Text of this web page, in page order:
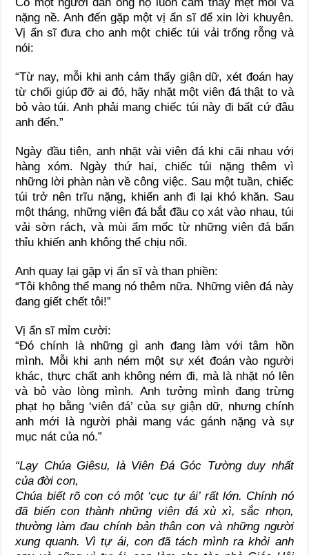
nặng nề. Anh đến gặp một vị ẩn sĩ để xin lời khuyên.
Vị ẩn sĩ đưa cho anh một chiếc túi vải trống rỗng và
nói:
“Từ nay, mỗi khi anh cảm thấy giận dữ, xét đoán hay
từ chối giúp đỡ ai đó, hãy nhặt một viên đá thật to và
bỏ vào túi. Anh phải mang chiếc túi này đi bất cứ đâu
anh đến.”
Ngày đầu tiên, anh nhặt vài viên đá khi cãi nhau với
hàng xóm. Ngày thứ hai, chiếc túi nặng thêm vì
những lời phàn nàn về công việc. Sau một tuần, chiếc
túi trở nên trĩu nặng, khiến anh đi lại khó khăn. Sau
một tháng, những viên đá bắt đầu cọ xát vào nhau, túi
vải sờn rách, và mùi ẩm mốc từ những viên đá bẩn
thỉu khiến anh không thể chịu nổi.
Anh quay lại gặp vị ẩn sĩ và than phiền:
“Tôi không thể mang nó thêm nữa. Những viên đá này
đang giết chết tôi!”
Vị ẩn sĩ mỉm cười:
“Đó chính là những gì anh đang làm với tâm hồn
mình. Mỗi khi anh ném một sự xét đoán vào người
khác, thực chất anh không ném đi, mà là nhặt nó lên
và bỏ vào lòng mình. Anh tưởng mình đang trừng
phạt họ bằng ‘viên đá’ của sự giận dữ, nhưng chính
anh mới là người phải mang vác gánh nặng và sự
mục nát của nó.”
“Lạy Chúa Giêsu, là Viên Đá Góc Tường duy nhất
của đời con,
Chúa biết rõ con có một ‘cục tự ái’ rất lớn. Chính nó
đã biến con thành những viên đá xù xì, sắc nhọn,
thường làm đau chính bản thân con và những người
xung quanh. Vì tự ái, con đã tách mình ra khỏi anh